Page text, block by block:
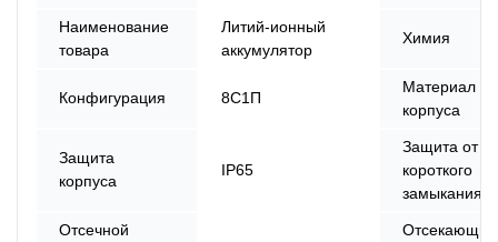
Наименование
товара
Литий-ионный
аккумулятор
Химия
Конфигурация 8С1П
Материал
корпуса
Защита
корпуса
IP65
Защита от
короткого
замыкания
Отсечной
Отсекающий